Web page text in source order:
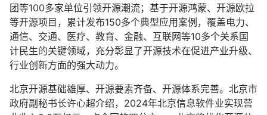
团等100多家单位引领开源潮流；基于开源鸿蒙、开源欧拉
等开源项目，累计发布150多个典型应用案例，覆盖电力、
通信、交通、医疗、教育、金融、互联网等10多个关系国
计民生的关键领域，充分彰显了开源技术在促进产业升级、
行业创新方面的强大动力。
北京开源基础雄厚、开源要素齐备、开源体系完善。北京市
政府副秘书长许心超介绍，2024年北京信息软件业实现营